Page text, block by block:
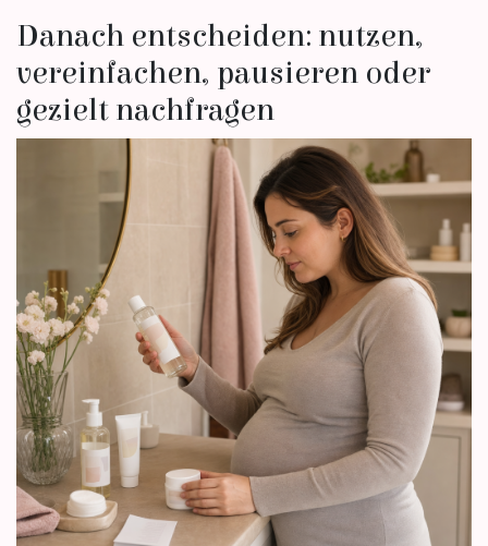
Danach entscheiden: nutzen,
vereinfachen, pausieren oder
gezielt nachfragen